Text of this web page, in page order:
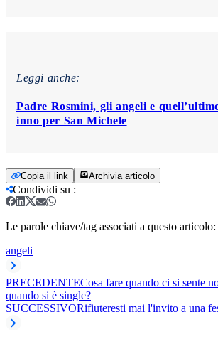
Leggi anche:
Padre Rosmini, gli angeli e
inno per San Michele
Copia il link Archivia articolo
Condividi su :
Le parole chiave/tag associati a questo articolo:
angeli
PRECEDENTECosa fare quando ci si sente
quando si è single?
SUCCESSIVORifiuteresti mai l'invito a una